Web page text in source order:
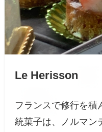
Le Herisson
フランスで修行を積
統菓子は、ノルマン